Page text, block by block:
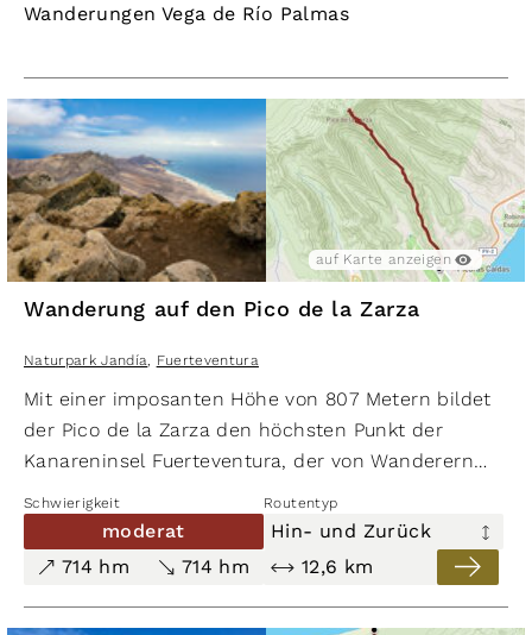
Wanderungen Vega de Río Palmas
auf Karte anzeigen
Wanderung auf den Pico de la Zarza
Naturpark Jandía Fuerteventura
Mit einer imposanten Höhe von 807 Metern bildet
der Pico de la Zarza den höchsten Punkt der
Kanareninsel Fuerteventura, der von Wanderern
de la Palma, der eine Höhe von 792 Metern
erreicht, dem beeindruckenden Pico de Mocán
sowie dem etwas niedrigeren Morro del Joaro, liegt
er auf einem Kraterrand, der einst Teil eines
Schwierigkeit Routentyp
moderat
Hin- und Zurück
714 hm
714 hm 12,6 km